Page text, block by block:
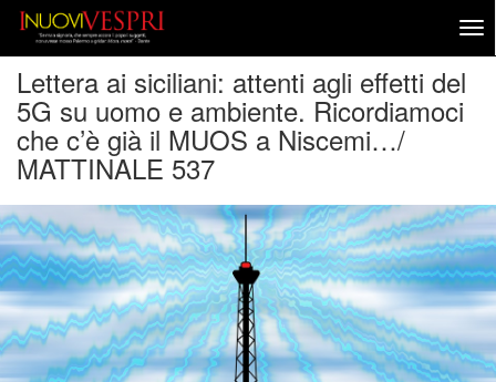
Lettera ai siciliani: attenti agli effetti del
5G su uomo e ambiente. Ricordiamoci
che c’è già il MUOS a Niscemi…/
MATTINALE 537